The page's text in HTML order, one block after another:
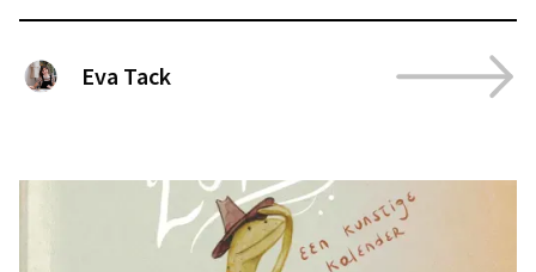
Eva Tack